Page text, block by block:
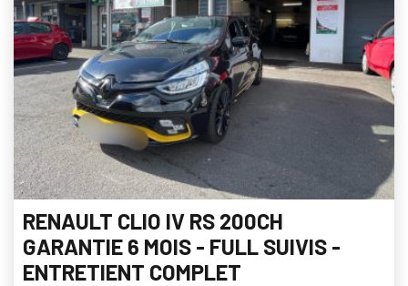
RENAULT CLIO IV RS 200CH
GARANTIE 6 MOIS - FULL SUIVIS -
ENTRETIENT COMPLET